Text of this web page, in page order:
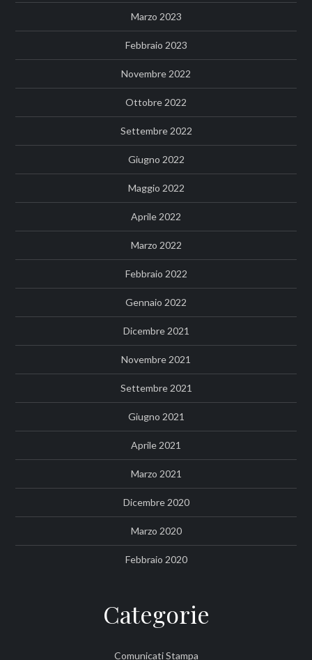
Marzo 2023
Febbraio 2023
Novembre 2022
Ottobre 2022
Settembre 2022
Giugno 2022
Maggio 2022
Aprile 2022
Marzo 2022
Febbraio 2022
Gennaio 2022
Dicembre 2021
Novembre 2021
Settembre 2021
Giugno 2021
Aprile 2021
Marzo 2021
Dicembre 2020
Marzo 2020
Febbraio 2020
Categorie
Comunicati Stampa